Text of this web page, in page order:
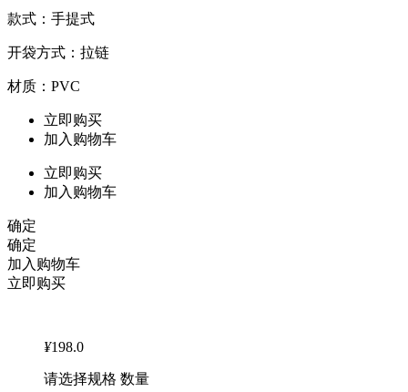
款式：手提式
开袋方式：拉链
材质：PVC
立即购买
加入购物车
立即购买
加入购物车
确定
确定
加入购物车
立即购买
¥198.0
请选择规格 数量